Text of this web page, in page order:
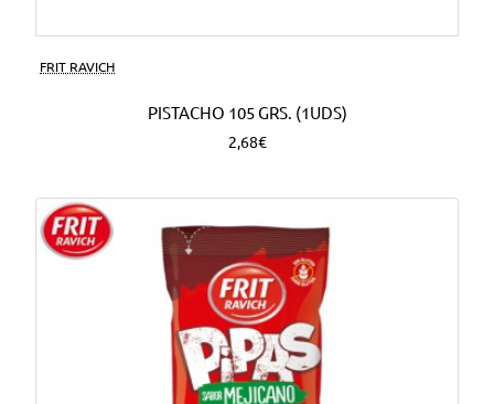
FRIT RAVICH
PISTACHO 105 GRS. (1UDS)
2,68€